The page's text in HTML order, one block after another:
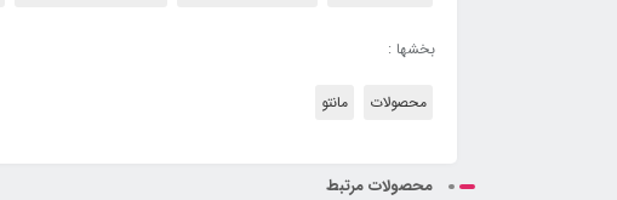
بخشها :
محصولات مانتو
محصولات مرتبط